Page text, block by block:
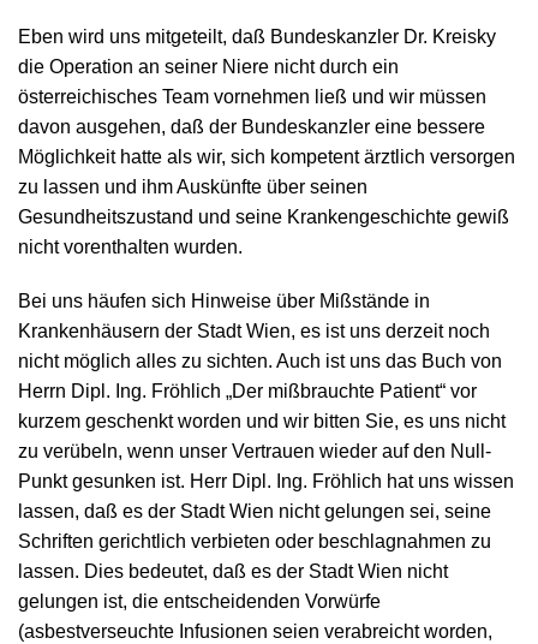
Eben wird uns mitgeteilt, daß Bundeskanzler Dr. Kreisky
die Operation an seiner Niere nicht durch ein
österreichisches Team vornehmen ließ und wir müssen
davon ausgehen, daß der Bundeskanzler eine bessere
Möglichkeit hatte als wir, sich kompetent ärztlich versorgen
zu lassen und ihm Auskünfte über seinen
Gesundheitszustand und seine Krankengeschichte gewiß
nicht vorenthalten wurden.
Bei uns häufen sich Hinweise über Mißstände in
Krankenhäusern der Stadt Wien, es ist uns derzeit noch
nicht möglich alles zu sichten. Auch ist uns das Buch von
Herrn Dipl. Ing. Fröhlich „Der mißbrauchte Patient“ vor
kurzem geschenkt worden und wir bitten Sie, es uns nicht
zu verübeln, wenn unser Vertrauen wieder auf den Null-
Punkt gesunken ist. Herr Dipl. Ing. Fröhlich hat uns wissen
lassen, daß es der Stadt Wien nicht gelungen sei, seine
Schriften gerichtlich verbieten oder beschlagnahmen zu
lassen. Dies bedeutet, daß es der Stadt Wien nicht
gelungen ist, die entscheidenden Vorwürfe
(asbestverseuchte Infusionen seien verabreicht worden,